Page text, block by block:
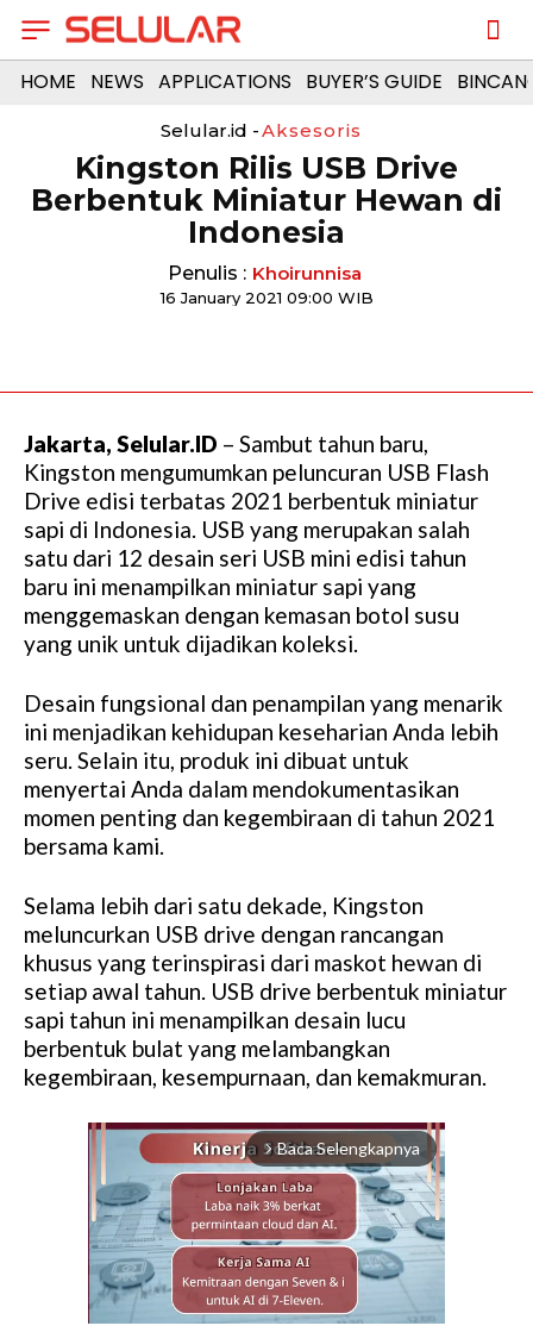
HOME NEWS APPLICATIONS BUYER’S GUIDE
Selular.id -Aksesoris
Kingston Rilis USB Drive
Berbentuk Miniatur Hewan di
Indonesia
Penulis : Khoirunnisa
16 January 2021 09:00 WIB
Jakarta, Selular.ID – Sambut tahun baru,
Kingston mengumumkan peluncuran USB Flash
Drive edisi terbatas 2021 berbentuk miniatur
sapi di Indonesia. USB yang merupakan salah
satu dari 12 desain seri USB mini edisi tahun
baru ini menampilkan miniatur sapi yang
menggemaskan dengan kemasan botol susu
yang unik untuk dijadikan koleksi.
Desain fungsional dan penampilan yang menarik
ini menjadikan kehidupan keseharian Anda lebih
seru. Selain itu, produk ini dibuat untuk
menyertai Anda dalam mendokumentasikan
momen penting dan kegembiraan di tahun 2021
bersama kami.
Selama lebih dari satu dekade, Kingston
meluncurkan USB drive dengan rancangan
khusus yang terinspirasi dari maskot hewan di
setiap awal tahun. USB drive berbentuk miniatur
sapi tahun ini menampilkan desain lucu
berbentuk bulat yang melambangkan
kegembiraan, kesempurnaan, dan kemakmuran.
arrow_forward_ios Baca Selengkapnya